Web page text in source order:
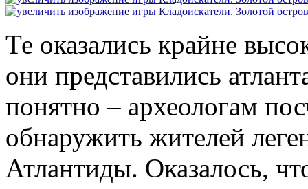
Те оказались крайне
они представились
понятно – археологам
обнаружить жителей
Атлантиды. Оказалось,